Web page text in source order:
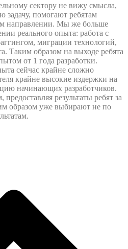
сектору не вижу смысла,
помогают ребятам
направлении. Мы же больше
реального опыта: работа с
миграции технологий,
Таким образом на выходе ребята
от 1 года разработки.
сейчас крайне сложно
крайне высокие издержки на
начинающих разработчиков.
результаты ребят за
образом уже выбирают не по